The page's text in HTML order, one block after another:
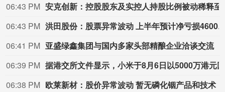
06:43 PM
06:43 PM
洪田股份：股票异常波动 上半年预计
06:41 PM 亚盛绿鑫集团与国内多家头部精酿企业洽谈交流
06:39 PM
06:38 PM 欧莱新材：股价异常波动 暂无磷化铟产品和技术